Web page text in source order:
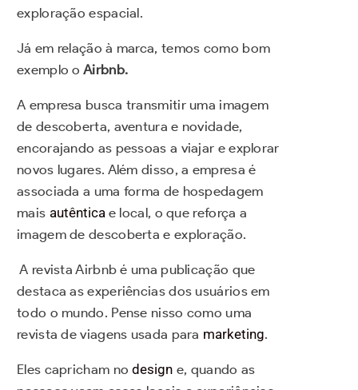
exploração espacial.
Já em relação à marca, temos como bom
exemplo o Airbnb.
A empresa busca transmitir uma imagem
de descoberta, aventura e novidade,
encorajando as pessoas a viajar e explorar
novos lugares. Além disso, a empresa é
associada a uma forma de hospedagem
mais autêntica e local, o que reforça a
imagem de descoberta e exploração.
A revista Airbnb é uma publicação que
destaca as experiências dos usuários em
todo o mundo. Pense nisso como uma
revista de viagens usada para marketing.
Eles capricham nodesign e, quando as